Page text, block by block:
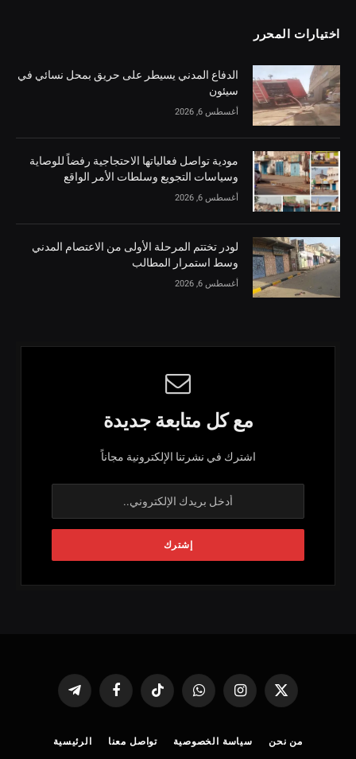
اختيارات المحرر
الدفاع المدني يسيطر على حريق بمحل نسائي في
سيئون
أغسطس 6, 2026
مودية تواصل فعالياتها الاحتجاجية رفضاً للوصاية
وسياسات التجويع وسلطات الأمر الواقع
أغسطس 6, 2026
لودر تختتم المرحلة الأولى من الاعتصام المدني
وسط استمرار المطالب
أغسطس 6, 2026
مع كل متابعة جديدة
اشترك في نشرتنا الإلكترونية مجاناً
X
الانستغرامواتساب تيكتوك فيسبوك تيلقرام
من نحن سياسة الخصوصية تواصل معنا الرئيسية